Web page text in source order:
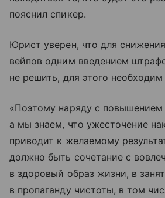
пояснил спикер.
Юрист уверен, что для
вейпов одним введением
не решить, для этого
«Поэтому наряду с
а мы знаем, что ужесточение
приводит к желаемому
должно быть сочетание с
в здоровый образ жизни, в
в пропаганду чистоты, в том